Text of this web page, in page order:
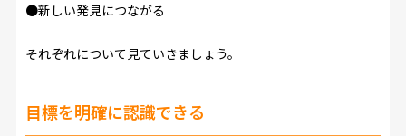
●新しい発見につながる
それぞれについて見ていきましょう。
目標を明確に認識できる